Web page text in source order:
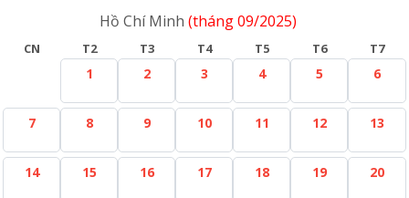
Hồ Chí Minh (tháng 09/2025)
CN T2 T3 T4 T5 T6 T7
1 2 3 4 5 6
7 8 9 10 11 12 13
14 15 16 17 18 19 20